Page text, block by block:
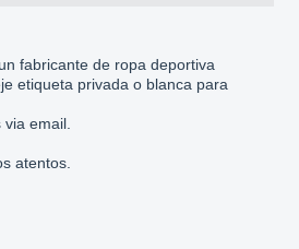
fabricante de ropa deportiva
etiqueta privada o blanca para
email.
atentos.